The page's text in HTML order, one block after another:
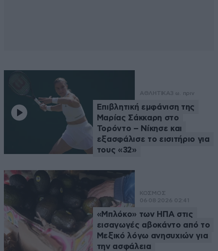
ΑΘΛΗΤΙΚΑ3 ω. πριν
Επιβλητική εμφάνιση της
Μαρίας Σάκκαρη στο
Τορόντο – Νίκησε και
εξασφάλισε το εισιτήριο για
τους «32»
ΚΟΣΜΟΣ
06·08·2026 02:41
«Μπλόκο» των ΗΠΑ στις
εισαγωγές αβοκάντο από το
Μεξικό λόγω ανησυχιών για
την ασφάλεια